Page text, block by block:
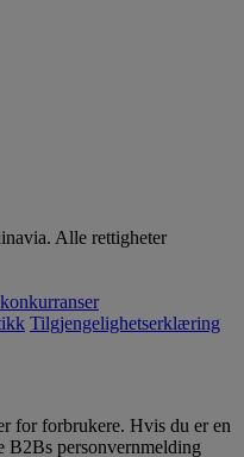
Alle rettigheter
Tilgjengelighetserklæring
for forbrukere. Hvis du er en
B2Bs personvernmelding